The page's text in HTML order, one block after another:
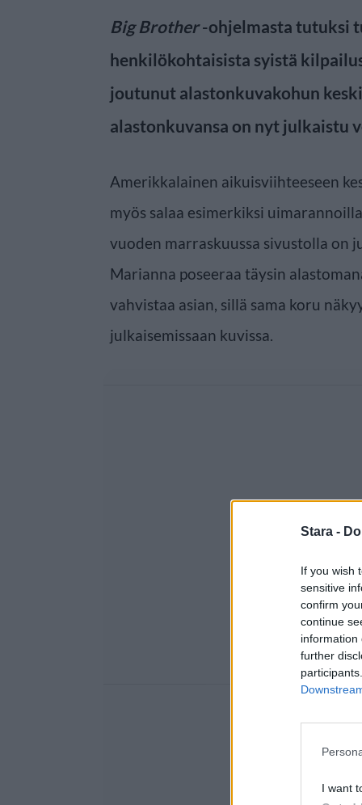
Stara -
If you wish
sensitive
confirm
continue
information
further
I want
Big Brother-ohjelmasta tutuksi
henkilökohtaisista syistä
joutunut alastonkuvakohun
alastonkuvansa on nyt julkaistu
Amerikkalainen aikuisviihteeseen
myös salaa esimerkiksi
vuoden marraskuussa sivustolla on
Marianna poseeraa täysin
vahvistaa asian, sillä sama koru
julkaisemissaan kuvissa.